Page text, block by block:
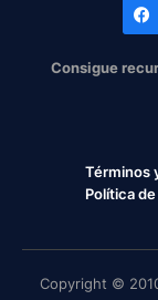
Consigue
Términos
Política
Copyright ©